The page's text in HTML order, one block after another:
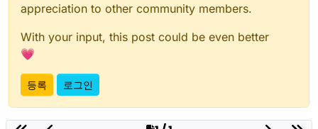
appreciation to other community members.
With your input, this post could be even better
💗
등록 로그인